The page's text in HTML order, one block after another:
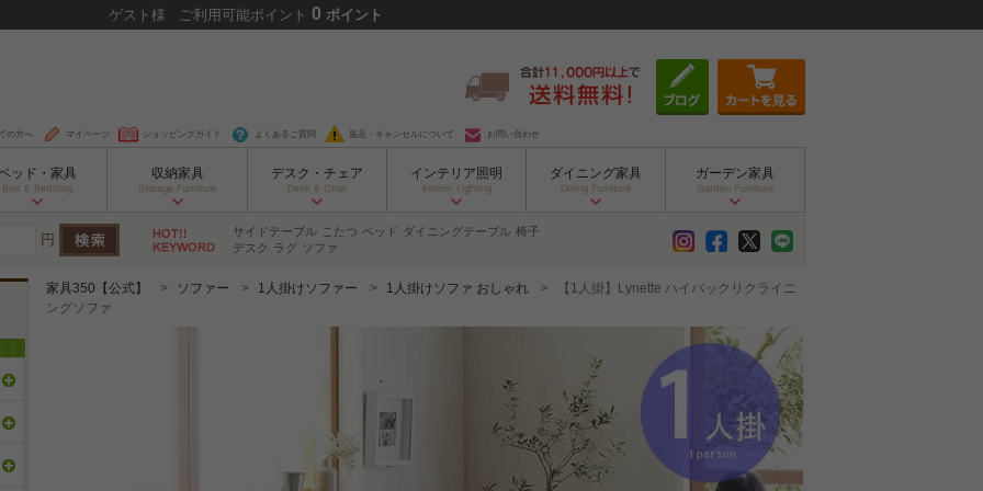
ゲスト 様 ご利用可能ポイント 0 ポイント
の方へ マイページ ショッピングガイド よくあるご質問 返品・キャンセルについて お問い合わせ
ッド・家具
Bed & Bedding
収納家具
Storage Furniture
デスク・チェア
Desk & Chair
インテリア照明
Interior Lighting
ダイニング家具
Dining Furniture
ガーデン家具
Garden Furniture
円 サイドテーブル こたつ ベッド ダイニングテーブル 椅子
デスク ラグ ソファ
家具350【公式】 ソファー 1人掛けソファー 1人掛けソファ おしゃれ
【1人掛】Lynette ハイバックリクライニ
ングソファ